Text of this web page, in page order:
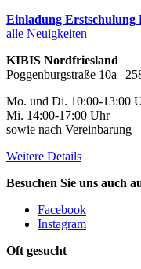
Einladung
alle Neuigkeiten
KIBIS Nordfriesland
Poggenburgstraße 10a |
Mo. und Di. 10:00-13:00
Mi. 14:00-17:00 Uhr
sowie nach Vereinbarung
Weitere Details
Besuchen Sie uns auch
Facebook
Instagram
Oft gesucht